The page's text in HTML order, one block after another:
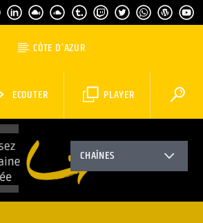
CÔTE D’AZUR
PLAYER
ECOUTER
CHAÎNES